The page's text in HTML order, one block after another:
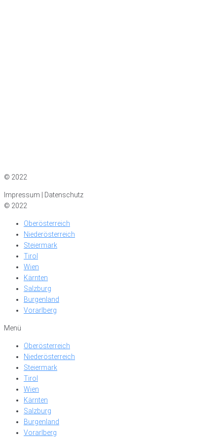
© 2022
Impressum | Datenschutz
© 2022
Oberösterreich
Niederösterreich
Steiermark
Tirol
Wien
Kärnten
Salzburg
Burgenland
Vorarlberg
Menü
Oberösterreich
Niederösterreich
Steiermark
Tirol
Wien
Kärnten
Salzburg
Burgenland
Vorarlberg